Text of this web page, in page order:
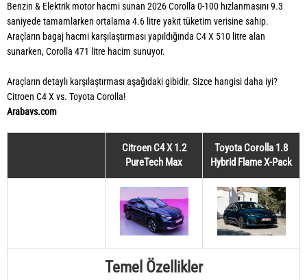
Benzin & Elektrik motor hacmi sunan 2026 Corolla 0-100 hızlanmasını 9.3
saniyede tamamlarken ortalama 4.6 litre yakıt tüketim verisine sahip.
Araçların bagaj hacmi karşılaştırması yapıldığında C4 X 510 litre alan
sunarken, Corolla 471 litre hacim sunuyor.
Araçların detaylı karşılaştırması aşağıdaki gibidir. Sizce hangisi daha iyi?
Citroen C4 X vs. Toyota Corolla!
Arabavs.com
Citroen C4 X 1.2
PureTech Max
Toyota Corolla 1.8
Hybrid Flame X-Pack
Temel Özellikler